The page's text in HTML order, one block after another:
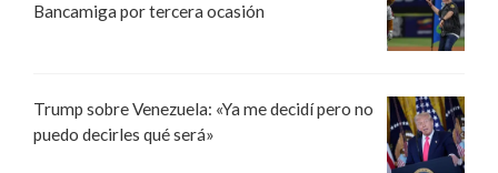
Bancamiga por tercera ocasión
Trump sobre Venezuela: «Ya me decidí pero no
puedo decirles qué será»